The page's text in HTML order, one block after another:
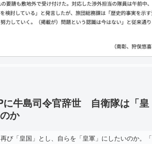
に牛島司令官辞世 自衛隊は「皇
か
び「皇国」とし、自らを「皇軍」にしたいのか。